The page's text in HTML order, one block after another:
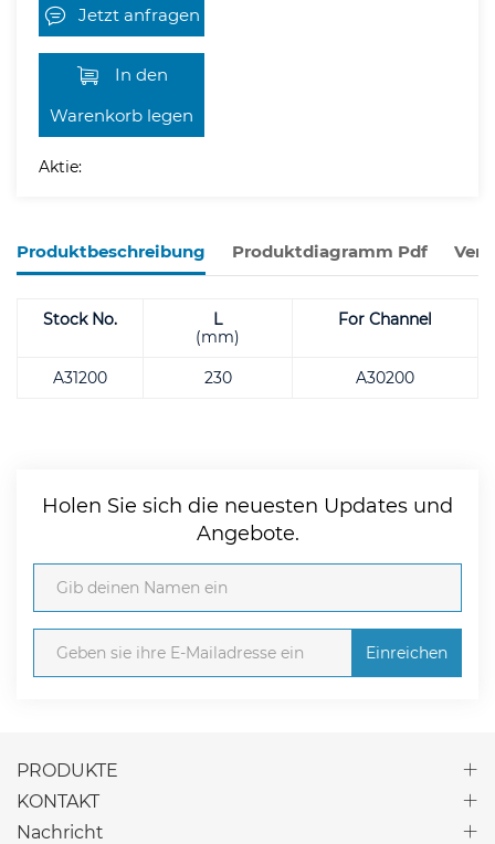
Jetzt anfragen
In den
Warenkorb legen
Aktie:
Produktbeschreibung Produktdiagramm Pdf
Stock No.
L
(mm)
For Channel
A31200 230 A30200
Holen Sie sich die neuesten Updates und
Angebote.
Einreichen
PRODUKTE
KONTAKT
Nachricht